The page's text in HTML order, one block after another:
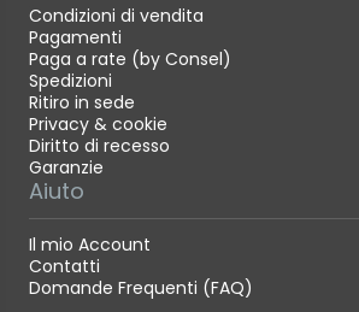
Condizioni di vendita
Pagamenti
Paga a rate (by Consel)
Spedizioni
Ritiro in sede
Privacy & cookie
Diritto di recesso
Garanzie
Aiuto
Il mio Account
Contatti
Domande Frequenti (FAQ)